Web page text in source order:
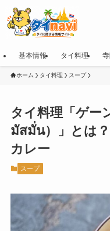
基本情報 タイ料理
ホーム タイ料理 スープ
タイ料理「ゲー
มัสมั่น）」とは
カレー
スープ